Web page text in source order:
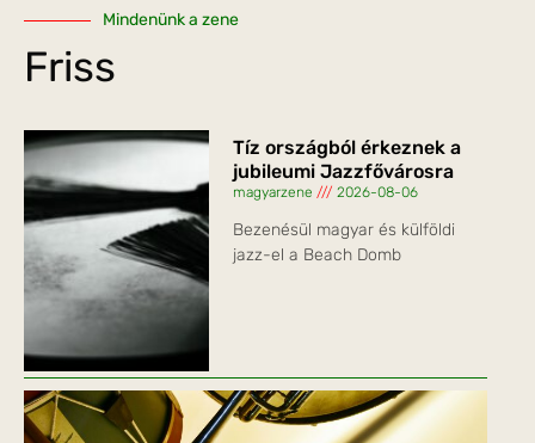
Mindenünk a zene
Friss
Tíz országból érkeznek a
jubileumi Jazzfővárosra
magyarzene 2026-08-06
Bezenésül magyar és külföldi
jazz-el a Beach Domb